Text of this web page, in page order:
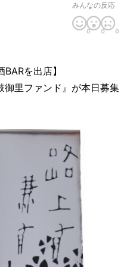
みんなの反応
0 0 0
を出店】
里ファンド』が本日募集